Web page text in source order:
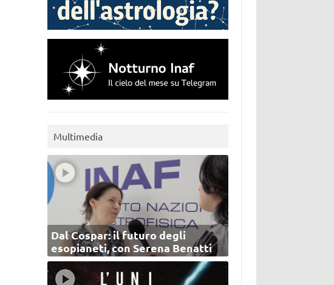
Multimedia
Dal Cospar: il futuro degli
esopianeti, con Serena Benatti